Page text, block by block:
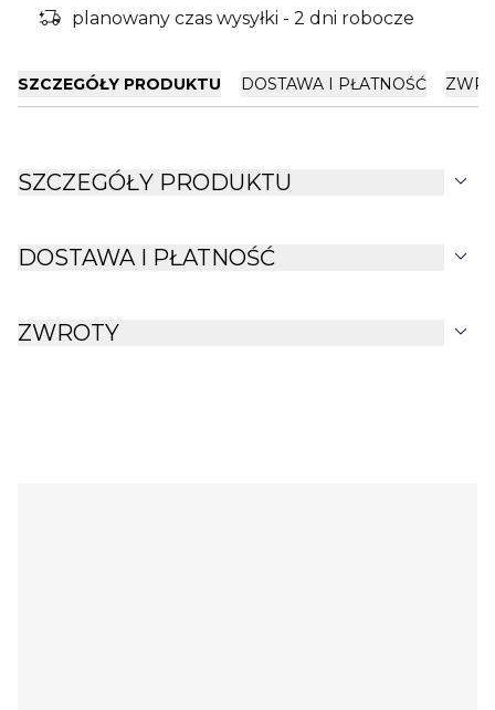
delivery_truck_bolt planowany czas wysyłki - 2 dni robocze
SZCZEGÓŁY PRODUKTU DOSTAWA I PŁATNOŚĆ
SZCZEGÓŁY PRODUKTU expand_more
DOSTAWA I PŁATNOŚĆ expand_more
ZWROTY expand_more